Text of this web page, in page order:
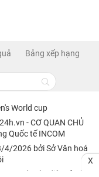
Bảng xếp hạng
- CƠ QUAN CHỦ
Quốc tế INCOM
4/2026 bởi Sở Văn hoá
và Báo điện tử Thể
X